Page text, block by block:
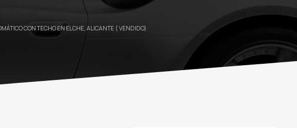
CON TECHO EN ELCHE, ALICANTE ( VENDIDO)